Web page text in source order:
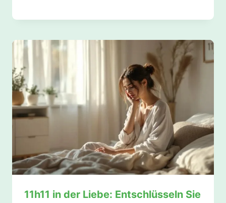
11h11 in der Liebe: Entschlüsseln Sie